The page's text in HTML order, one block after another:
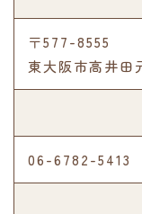
〒577-8555
東大阪市高井田
06-6782-5413